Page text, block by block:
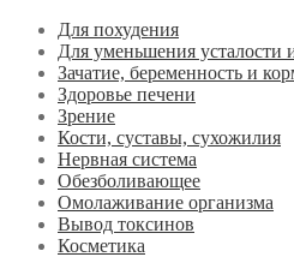
Для похудения
Для уменьшения усталости
Зачатие, беременность и
Здоровье печени
Зрение
Кости, суставы, сухожилия
Нервная система
Обезболивающее
Омолаживание организма
Вывод токсинов
Косметика